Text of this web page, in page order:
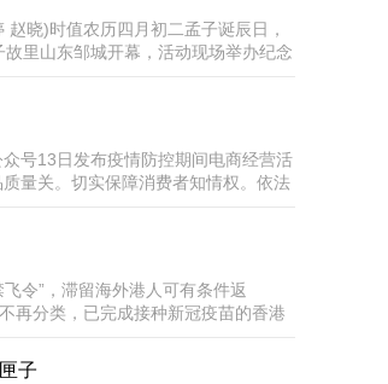
晓)时值农历四月初二孟子诞辰日，
里山东邹城开幕，活动现场举办纪念
纪念孟母孟子大典启动。在文舞生和
13日发布疫情防控期间电商经营活
量关。切实保障消费者知情权。依法
理。加强对外卖等电商平台配送骑手
令”，滞留海外港人可有条件返
再分类，已完成接种新冠疫苗的香港
澳大利亚、加拿大、法国、印度、
子